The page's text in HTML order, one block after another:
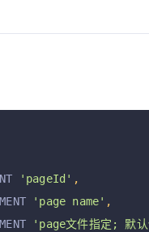
'pageId' ,
'page name' ,
'page文件指定; 默